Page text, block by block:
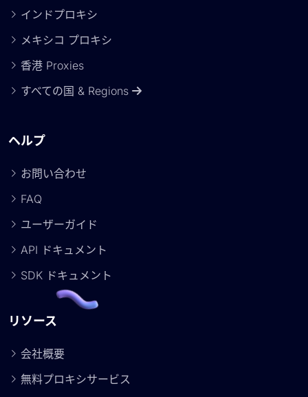
インドプロキシ
メキシコ プロキシ
香港 Proxies
すべての国 & Regions
ヘルプ
お問い合わせ
FAQ
ユーザーガイド
API ドキュメント
SDK ドキュメント
リソース
会社概要
無料プロキシサービス